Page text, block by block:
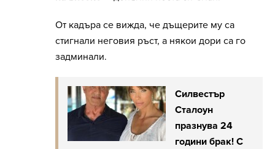
От кадъра се вижда, че дъщерите му са
стигнали неговия ръст, а някои дори са го
задминали.
Силвестър
Сталоун
празнува 24
години брак! С